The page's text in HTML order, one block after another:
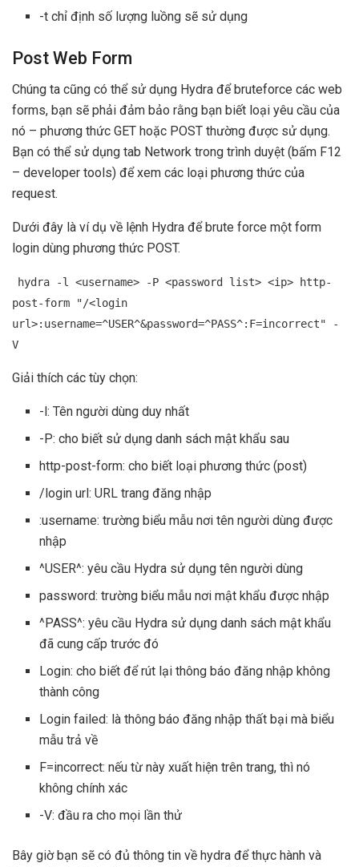
-t chỉ định số lượng luồng sẽ sử dụng
Post Web Form
Chúng ta cũng có thể sử dụng Hydra để bruteforce các web
forms, bạn sẽ phải đảm bảo rằng bạn biết loại yêu cầu của
nó – phương thức GET hoặc POST thường được sử dụng.
Bạn có thể sử dụng tab Network trong trình duyệt (bấm F12
– developer tools) để xem các loại phương thức của
request.
Dưới đây là ví dụ về lệnh Hydra để brute force một form
login dùng phương thức POST.
hydra -l <username> -P <password list> <ip> http-
post-form "/<login
url>:username=^USER^&password=^PASS^:F=incorrect" -
V
Giải thích các tùy chọn:
-l: Tên người dùng duy nhất
-P: cho biết sử dụng danh sách mật khẩu sau
http-post-form: cho biết loại phương thức (post)
/login url: URL trang đăng nhập
:username: trường biểu mẫu nơi tên người dùng được
nhập
^USER^: yêu cầu Hydra sử dụng tên người dùng
password: trường biểu mẫu nơi mật khẩu được nhập
^PASS^: yêu cầu Hydra sử dụng danh sách mật khẩu
đã cung cấp trước đó
Login: cho biết để rút lại thông báo đăng nhập không
thành công
Login failed: là thông báo đăng nhập thất bại mà biểu
mẫu trả về
F=incorrect: nếu từ này xuất hiện trên trang, thì nó
không chính xác
-V: đầu ra cho mọi lần thử
Bây giờ bạn sẽ có đủ thông tin về hydra để thực hành và